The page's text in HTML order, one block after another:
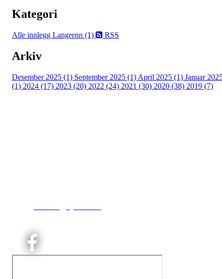
Kategori
Alle innlegg Langrenn (1) RSS
Arkiv
Desember 2025 (1) September 2025 (1) April 2025 (1) Januar
(1) 2024 (17) 2023 (20) 2022 (24) 2021 (30) 2020 (38) 2019 (7)